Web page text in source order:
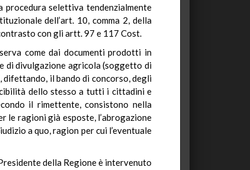
procedura selettiva tendenzialmente
dell’art. 10, comma 2, della
con gli artt. 97 e 117 Cost.
come dai documenti prodotti in
di divulgazione agricola (soggetto di
il bando di concorso, degli
dello stesso a tutti i cittadini e
il rimettente, consistono nella
le ragioni già esposte, l’abrogazione
a quo, ragion per cui l’eventuale
della Regione è intervenuto